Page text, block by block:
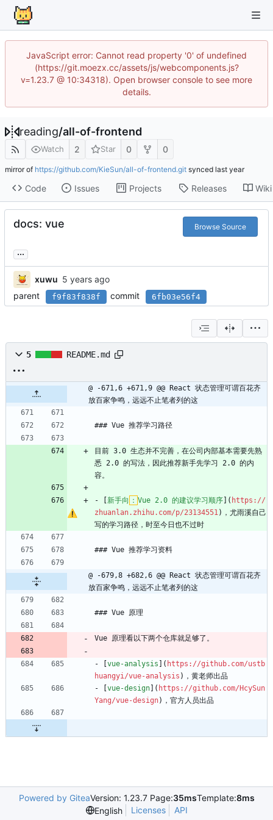
JavaScript error: Cannot read property '0' of undefined
(https://git.moezx.cc/assets/js/webcomponents.js?
v=1.23.7 @ 10:34318). Open browser console to see more
details.
reading/all-of-frontend
Watch 2 Star 0 0
mirror of https://github.com/KieSun/all-of-frontend.git synced
Code Issues Projects Releases Wiki
docs: vue Browse Source
...
xuwu
parent
f9f83f838f commit 6fb03e56f4
5 README.md
@ -671,6 +671,9 @@ React 状态管理可谓百花齐
放百家争鸣，远远不止笔者列的这
### Vue 推荐学习路径
目前 3.0 生态并不完善，在公司内部基本需要先熟
悉 2.0 的写法，因此推荐新手先学习 2.0 的内
容。
- [ 新手向 ： Vue 2.0 的建议学习顺序 ]( https://
zhuanlan.zhihu.com/p/23134551)，尤雨溪自己
写的学习路径，时至今日也不过时
### Vue 推荐学习资料
@ -679,8 +682,6 @@ React 状态管理可谓百花齐
放百家争鸣，远远不止笔者列的这
### Vue 原理
Vue 原理看以下两个仓库就足够了。
- [ vue-analysis ]( https://github.com/ustb
huangyi/vue-analysis )，黄老师出品
- [ vue-design ]( https://github.com/HcySun
Yang/vue-design)，官方人员出品
Powered by GiteaVersion: 1.23.7 Page:35msTemplate:8ms
English
Licenses API